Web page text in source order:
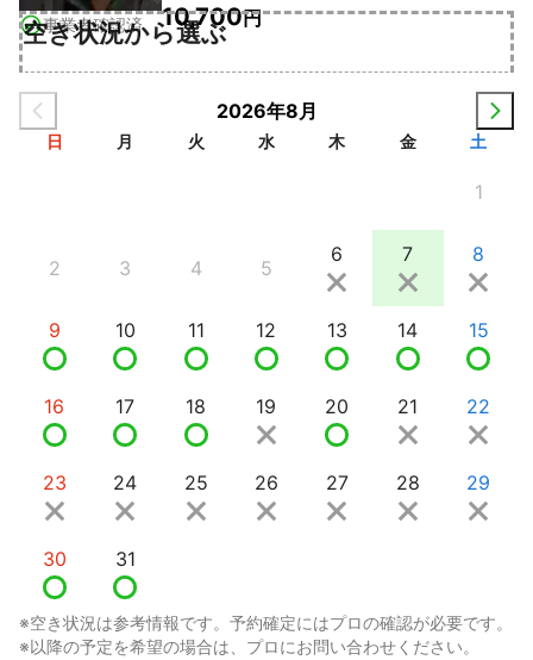
事業者確認済 10,700円
空き状況から選ぶ
2026年8月
日 月 火 水 木 金 土
1
2 3 4 5
6 7 8
9 10 11 12 13 14 15
16 17 18 19 20 21 22
23 24 25 26 27 28 29
30 31
※空き状況は参考情報です。予約確定にはプロの確認が必要です。
※以降の予定を希望の場合は、プロにお問い合わせください。